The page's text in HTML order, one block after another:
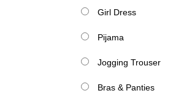
Girl Dress
Pijama
Jogging Trouser
Bras & Panties